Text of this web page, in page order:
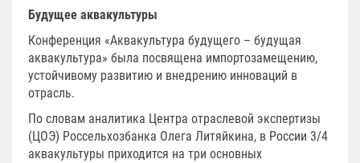
Будущее аквакультуры
Конференция «Аквакультура будущего – будущая
аквакультура» была посвящена импортозамещению,
устойчивому развитию и внедрению инноваций в
отрасль.
По словам аналитика Центра отраслевой экспертизы
(ЦОЭ) Россельхозбанка Олега Литяйкина, в России 3/4
аквакультуры приходится на три основных